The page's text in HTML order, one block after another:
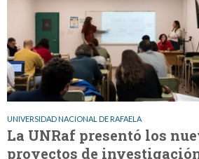
UNIVERSIDAD NACIONAL DE RAFAELA
La UNRaf presentó los
proyectos de